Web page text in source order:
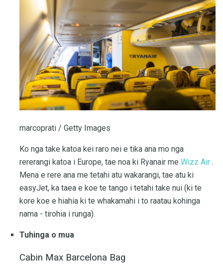
marcoprati / Getty Images
Ko nga take katoa kei raro nei e tika ana mo nga
rererangi katoa i Europe, tae noa ki Ryanair me Wizz Air .
Mena e rere ana me tetahi atu wakarangi, tae atu ki
easyJet, ka taea e koe te tango i tetahi take nui (ki te
kore koe e hiahia ki te whakamahi i to raatau kohinga
nama - tirohia i runga).
Tuhinga o mua
Cabin Max Barcelona Bag